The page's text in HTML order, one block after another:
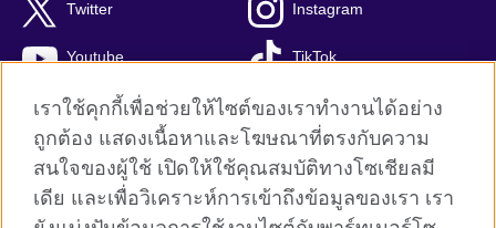
Twitter Instagram
Youtube TikTok
British Council global
Privacy and terms
เราใช้คุกกี้เพื่อช่วยให้ไซต์ของเราทำงานได้อย่าง
ถูกต้อง แสดงเนื้อหาและโฆษณาที่ตรงกับความ
สนใจของผู้ใช้ เปิดให้ใช้คุณสมบัติทางโซเชียลมี
เดีย และเพื่อวิเคราะห์การเข้าถึงข้อมูลของเรา เรา